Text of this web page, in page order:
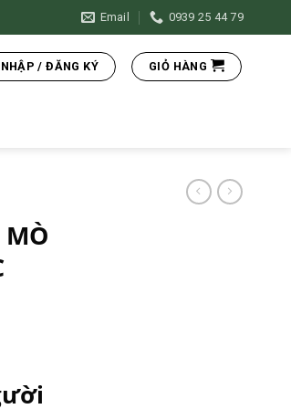
Email 0939 25 44 79
/ ĐĂNG KÝ GIỎ HÀNG
MÒ